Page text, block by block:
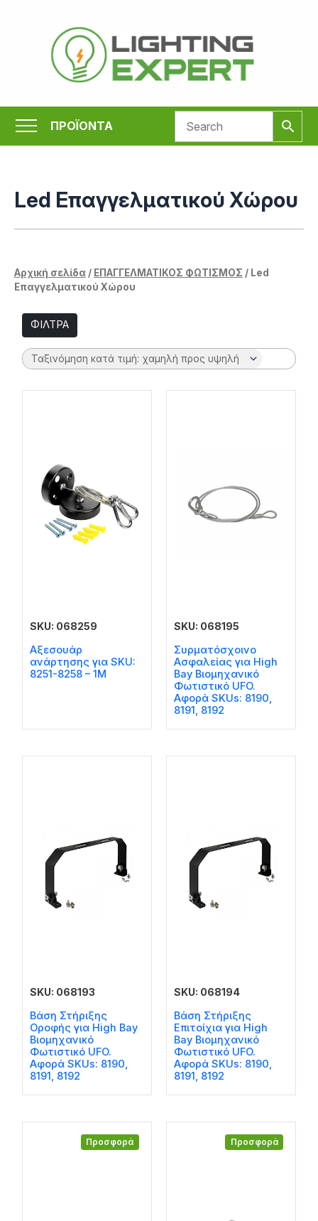
περιεχόμενο
ΠΡΟΪΟΝΤΑ
Led Επαγγελματικού Χώρου
Αρχική σελίδα / ΕΠΑΓΓΕΛΜΑΤΙΚΟΣ ΦΩΤΙΣΜΟΣ / Led
Επαγγελματικού Χώρου
ΦΙΛΤΡΑ
SKU: 068259
Αξεσουάρ
ανάρτησης για SKU:
8251-8258 – 1M
SKU: 068195
Συρματόσχοινο
Ασφαλείας για High
Bay Βιομηχανικό
Φωτιστικό UFO.
Αφορά SKUs: 8190,
8191, 8192
SKU: 068193
Βάση Στήριξης
Οροφής για High Bay
Βιομηχανικό
Φωτιστικό UFO.
Αφορά SKUs: 8190,
8191, 8192
SKU: 068194
Βάση Στήριξης
Επιτοίχια για High
Bay Βιομηχανικό
Φωτιστικό UFO.
Αφορά SKUs: 8190,
8191, 8192
Προσφορά Προσφορά